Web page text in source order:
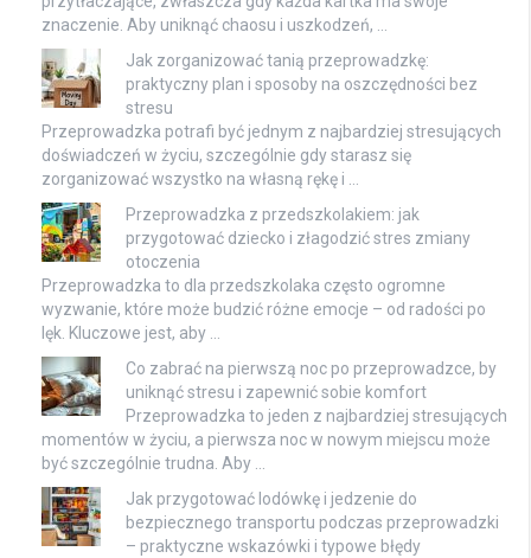
znaczenie. Aby uniknąć chaosu i uszkodzeń, …
Jak zorganizować tanią przeprowadzkę:
praktyczny plan i sposoby na oszczędności bez
stresu
Przeprowadzka potrafi być jednym z najbardziej stresujących
doświadczeń w życiu, szczególnie gdy starasz się
zorganizować wszystko na własną rękę i …
Przeprowadzka z przedszkolakiem: jak
przygotować dziecko i złagodzić stres zmiany
otoczenia
Przeprowadzka to dla przedszkolaka często ogromne
wyzwanie, które może budzić różne emocje – od radości po
lęk. Kluczowe jest, aby …
Co zabrać na pierwszą noc po przeprowadzce, by
uniknąć stresu i zapewnić sobie komfort
Przeprowadzka to jeden z najbardziej stresujących
momentów w życiu, a pierwsza noc w nowym miejscu może
być szczególnie trudna. Aby …
Jak przygotować lodówkę i jedzenie do
bezpiecznego transportu podczas przeprowadzki
– praktyczne wskazówki i typowe błędy